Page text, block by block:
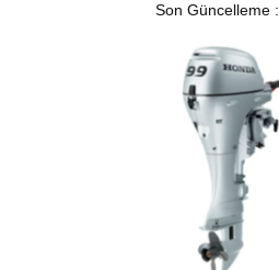
Son Güncelleme :